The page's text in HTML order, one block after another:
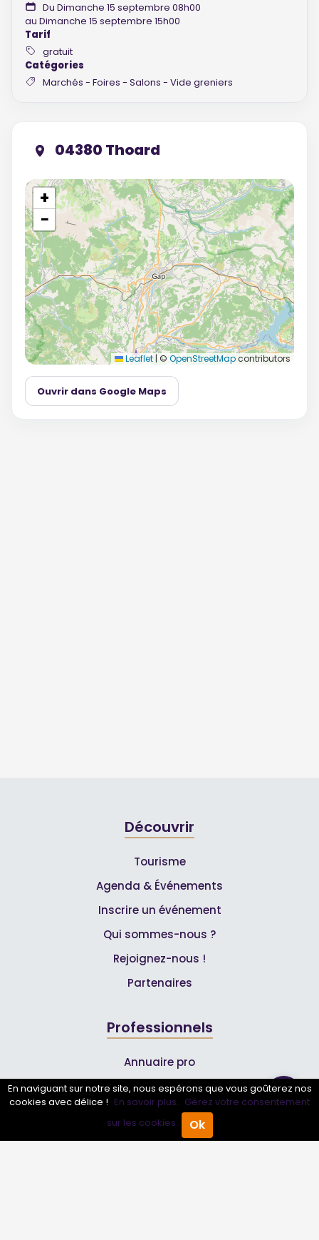
Annuaire Pro Agenda
Du Dimanche 15 septembre 08h00
au Dimanche 15 septembre 15h00
Tarif
gratuit
Catégories
Marchés - Foires - Salons - Vide greniers
04380 Thoard
+
−
Leaflet | © OpenStreetMapcontributors
Ouvrir dans Google Maps
Découvrir
Tourisme
Agenda & Événements
Inscrire un événement
Qui sommes-nous ?
Rejoignez-nous !
Partenaires
Professionnels
Annuaire pro
Inscrire mon entreprise
Les Abonnements Pros
En naviguant sur notre site, nous espérons que vous goûterez nos
cookies avec délice ! En savoir plus. Gérez votre consentement
sur les cookies.
Ok